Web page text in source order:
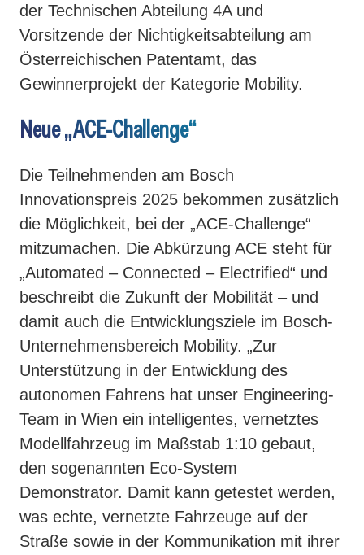
der Technischen Abteilung 4A und
Vorsitzende der Nichtigkeitsabteilung am
Österreichischen Patentamt, das
Gewinnerprojekt der Kategorie Mobility.
Neue „ACE-Challenge“
Die Teilnehmenden am Bosch
Innovationspreis 2025 bekommen zusätzlich
die Möglichkeit, bei der „ACE-Challenge“
mitzumachen. Die Abkürzung ACE steht für
„Automated – Connected – Electrified“ und
beschreibt die Zukunft der Mobilität – und
damit auch die Entwicklungsziele im Bosch-
Unternehmensbereich Mobility. „Zur
Unterstützung in der Entwicklung des
autonomen Fahrens hat unser Engineering-
Team in Wien ein intelligentes, vernetztes
Modellfahrzeug im Maßstab 1:10 gebaut,
den sogenannten Eco-System
Demonstrator. Damit kann getestet werden,
was echte, vernetzte Fahrzeuge auf der
Straße sowie in der Kommunikation mit ihrer